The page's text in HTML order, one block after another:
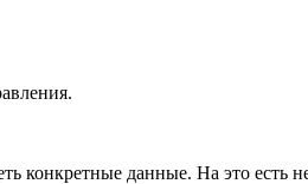
конкретные данные. На это есть